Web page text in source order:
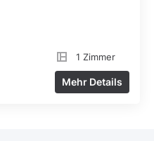
1 Zimmer
Mehr Details